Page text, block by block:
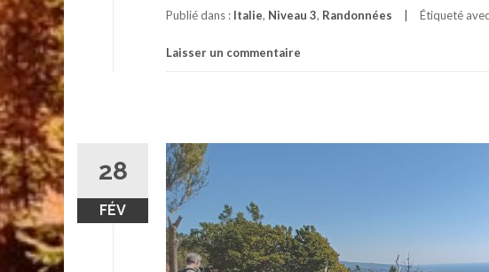
Publié dans : Italie, Niveau 3, Randonnées Étiqueté avec
Laisser un commentaire
28
FÉV